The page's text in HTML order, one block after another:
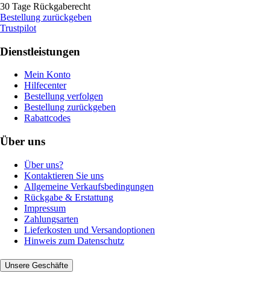
30 Tage Rückgaberecht
Bestellung zurückgeben
Trustpilot
Dienstleistungen
Mein Konto
Hilfecenter
Bestellung verfolgen
Bestellung zurückgeben
Rabattcodes
Über uns
Über uns?
Kontaktieren Sie uns
Allgemeine Verkaufsbedingungen
Rückgabe & Erstattung
Impressum
Zahlungsarten
Lieferkosten und Versandoptionen
Hinweis zum Datenschutz
Unsere Geschäfte